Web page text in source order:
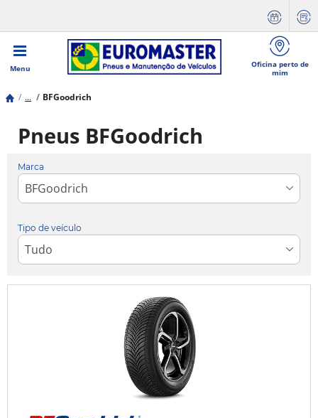
Menu
Oficina perto de
mim
... BFGoodrich
Pneus BFGoodrich
Marca
Tipo de veículo